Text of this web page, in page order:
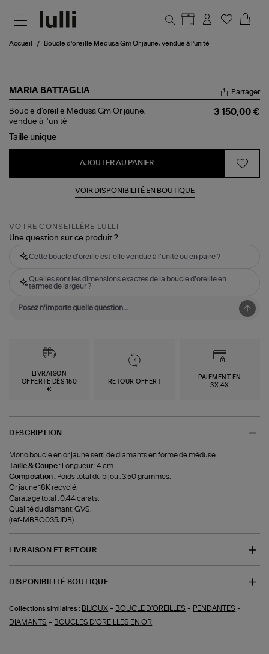
Accueil Boucle d'oreille Medusa Gm Or jaune, vendue à l'unité
MARIA BATTAGLIA
Boucle
d'oreille
Gm
Or
à
Partager
Boucle d'oreille Medusa Gm Or jaune,
vendue à l'unité
3 150,00 €
Taille unique
AJOUTER AU PANIER
VOIR DISPONIBILITÉ EN BOUTIQUE
VOTRE CONSEILLÈRE LULLI
Une question sur ce produit ?
Cette boucle d'oreille est-elle vendue à l'unité ou en paire ?
Quelles sont les dimensions exactes de la boucle d'oreille en
termes de largeur ?
LIVRAISON
OFFERTE DÈS 150
€
RETOUR OFFERT
PAIEMENT EN
3X,4X
DESCRIPTION
Mono boucle en or jaune serti de diamants en forme de méduse.
Taille & Coupe :
Longueur : 4 cm.
Composition : Poids total du bijou : 3.50 grammes.
Or jaune 18K recyclé.
Caratage total : 0.44 carats.
Qualité du diamant: GVS.
(ref-MBBO035JDB)
LIVRAISON ET RETOUR
DISPONIBILITÉ BOUTIQUE
Collections similaires : BIJOUX - BOUCLE D'OREILLES - PENDANTES -
DIAMANTS - BOUCLES D'OREILLES EN OR